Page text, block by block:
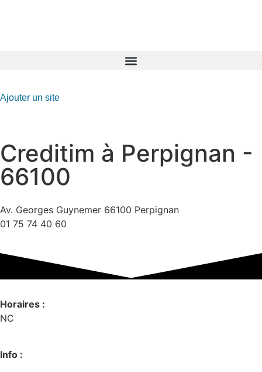
Ajouter un site
Creditim à Perpignan -
66100
Av. Georges Guynemer 66100 Perpignan
01 75 74 40 60
Horaires :
NC
Info :